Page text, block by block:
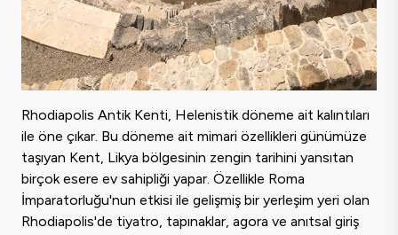
Rhodiapolis Antik Kenti, Helenistik döneme ait kalıntıları
ile öne çıkar. Bu döneme ait mimari özellikleri günümüze
taşıyan Kent, Likya bölgesinin zengin tarihini yansıtan
birçok esere ev sahipliği yapar. Özellikle Roma
İmparatorluğu'nun etkisi ile gelişmiş bir yerleşim yeri olan
Rhodiapolis'de tiyatro, tapınaklar, agora ve anıtsal giriş